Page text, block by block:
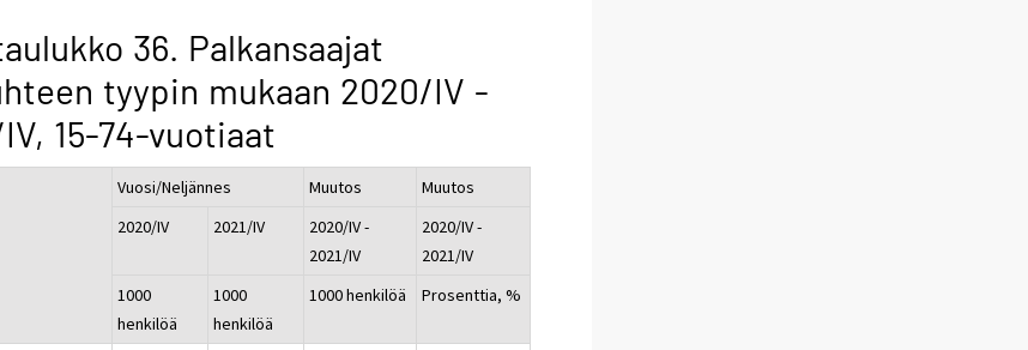
36. Palkansaajat
tyypin mukaan 2020/IV -
15-74-vuotiaat
Vuosi/Neljännes Muutos
Muutos
2020/IV
2021/IV
2020/IV -
2021/IV
2020/IV -
2021/IV
1000
henkilöä
1000
henkilöä
1000 henkilöä Prosenttia, %